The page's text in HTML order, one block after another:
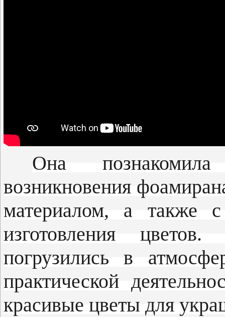
Она
возникновения
материалом, а также с
изготовления
погрузились в
практической
красивые цветы для